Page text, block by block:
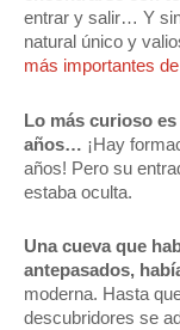
entrar y salir… Y
natural único y
más importantes
Lo más curioso
años… ¡Hay
años! Pero su
estaba oculta.
Una cueva que
antepasados,
moderna. Hasta
descubridores se